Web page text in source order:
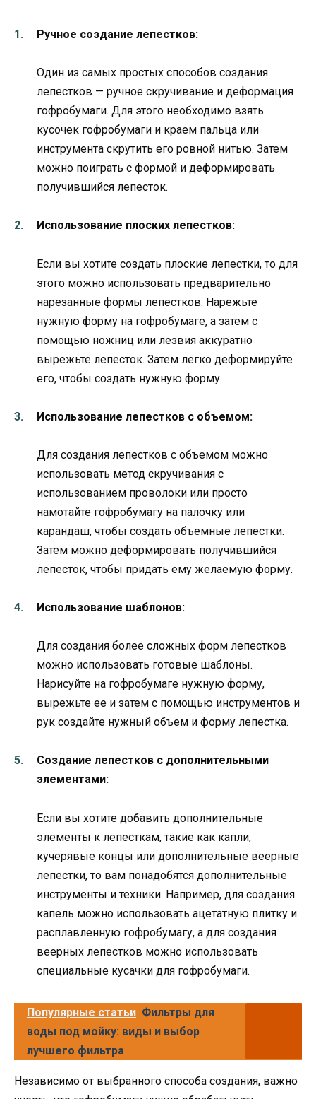
Ручное создание лепестков:
Один из самых простых способов создания
лепестков — ручное скручивание и деформация
гофробумаги. Для этого необходимо взять
кусочек гофробумаги и краем пальца или
инструмента скрутить его ровной нитью. Затем
можно поиграть с формой и деформировать
получившийся лепесток.
Использование плоских лепестков:
Если вы хотите создать плоские лепестки, то для
этого можно использовать предварительно
нарезанные формы лепестков. Нарежьте
нужную форму на гофробумаге, а затем с
помощью ножниц или лезвия аккуратно
вырежьте лепесток. Затем легко деформируйте
его, чтобы создать нужную форму.
Использование лепестков с объемом:
Для создания лепестков с объемом можно
использовать метод скручивания с
использованием проволоки или просто
намотайте гофробумагу на палочку или
карандаш, чтобы создать объемные лепестки.
Затем можно деформировать получившийся
лепесток, чтобы придать ему желаемую форму.
Использование шаблонов:
Для создания более сложных форм лепестков
можно использовать готовые шаблоны.
Нарисуйте на гофробумаге нужную форму,
вырежьте ее и затем с помощью инструментов и
рук создайте нужный объем и форму лепестка.
Создание лепестков с дополнительными
элементами:
Если вы хотите добавить дополнительные
элементы к лепесткам, такие как капли,
кучерявые концы или дополнительные веерные
лепестки, то вам понадобятся дополнительные
инструменты и техники. Например, для создания
капель можно использовать ацетатную плитку и
расплавленную гофробумагу, а для создания
веерных лепестков можно использовать
специальные кусачки для гофробумаги.
Популярные статьи Фильтры для
воды под мойку: виды и выбор
лучшего фильтра
Независимо от выбранного способа создания, важно